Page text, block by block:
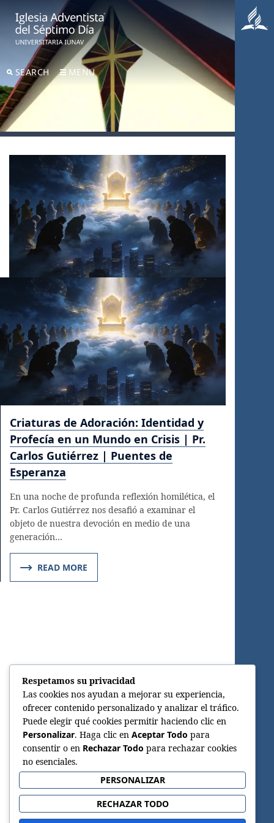
SEARCH MENU
Criaturas de Adoración: Identidad y
Profecía en un Mundo en Crisis | Pr.
Carlos Gutiérrez | Puentes de
Esperanza
En una noche de profunda reflexión homilética, el
Pr. Carlos Gutiérrez nos desafió a examinar el
objeto de nuestra devoción en medio de una
generación…
READ MORE
Respetamos su privacidad
Las cookies nos ayudan a mejorar su experiencia,
ofrecer contenido personalizado y analizar el tráfico.
Puede elegir qué cookies permitir haciendo clic en
Personalizar. Haga clic en Aceptar Todo para
consentir o en Rechazar Todo para rechazar cookies
no esenciales.
PERSONALIZAR
RECHAZAR TODO